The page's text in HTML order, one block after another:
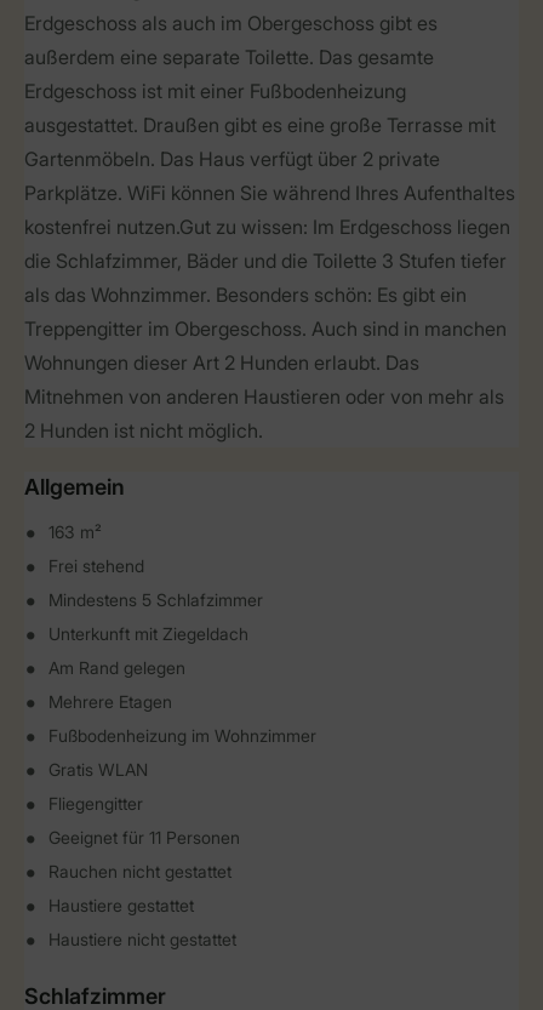
Erdgeschoss als auch im Obergeschoss gibt es
außerdem eine separate Toilette. Das gesamte
Erdgeschoss ist mit einer Fußbodenheizung
ausgestattet. Draußen gibt es eine große Terrasse mit
Gartenmöbeln. Das Haus verfügt über 2 private
Parkplätze. WiFi können Sie während Ihres Aufenthaltes
kostenfrei nutzen.Gut zu wissen: Im Erdgeschoss liegen
die Schlafzimmer, Bäder und die Toilette 3 Stufen tiefer
als das Wohnzimmer. Besonders schön: Es gibt ein
Treppengitter im Obergeschoss. Auch sind in manchen
Wohnungen dieser Art 2 Hunden erlaubt. Das
Mitnehmen von anderen Haustieren oder von mehr als
2 Hunden ist nicht möglich.
Allgemein
163 m²
Frei stehend
Mindestens 5 Schlafzimmer
Unterkunft mit Ziegeldach
Am Rand gelegen
Mehrere Etagen
Fußbodenheizung im Wohnzimmer
Gratis WLAN
Fliegengitter
Geeignet für 11 Personen
Rauchen nicht gestattet
Haustiere gestattet
Haustiere nicht gestattet
Schlafzimmer